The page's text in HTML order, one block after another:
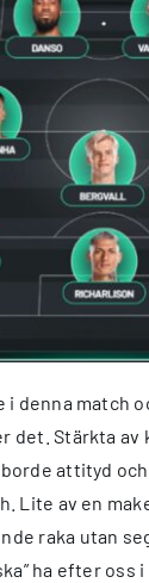
i denna match
det. Stärkta av
attityd
Lite av en
raka utan
ha efter oss